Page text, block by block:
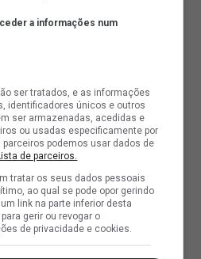
a informações num
ser tratados, e as informações
identificadores únicos e outros
ser armazenadas, acedidas e
ou usadas especificamente por
podemos usar dados de
de parceiros.
tratar os seus dados pessoais
ao qual se pode opor gerindo
link na parte inferior desta
gerir ou revogar o
de privacidade e cookies.